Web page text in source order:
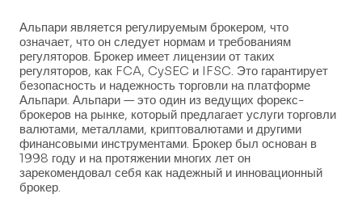
Альпари является регулируемым брокером, что
означает, что он следует нормам и требованиям
регуляторов. Брокер имеет лицензии от таких
регуляторов, как FCA, CySEC и IFSC. Это гарантирует
безопасность и надежность торговли на платформе
Альпари. Альпари — это один из ведущих форекс-
брокеров на рынке, который предлагает услуги торговли
валютами, металлами, криптовалютами и другими
финансовыми инструментами. Брокер был основан в
1998 году и на протяжении многих лет он
зарекомендовал себя как надежный и инновационный
брокер.